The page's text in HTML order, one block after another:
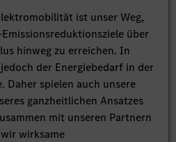
ist unser Weg,
über
hinweg zu erreichen. In
der Energiebedarf in der
Daher spielen auch unsere
ganzheitlichen Ansatzes
mit unseren Partnern
wirksame